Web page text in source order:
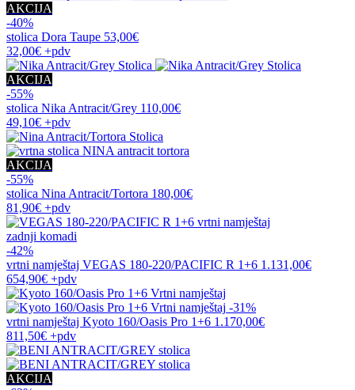
AKCIJA
-40%
stolica Dora Taupe 53,00€
32,00€ +pdv
AKCIJA
-55%
stolica Nika Antracit/Grey 110,00€
49,10€ +pdv
AKCIJA
-55%
stolica Nina Antracit/Tortora 180,00€
81,90€ +pdv
zadnji komadi
-42%
vrtni namještaj VEGAS 180-220/PACIFIC R 1+6 1.131,00€
654,90€ +pdv
-31%
vrtni namještaj Kyoto 160/Oasis Pro 1+6 1.170,00€
811,50€ +pdv
AKCIJA